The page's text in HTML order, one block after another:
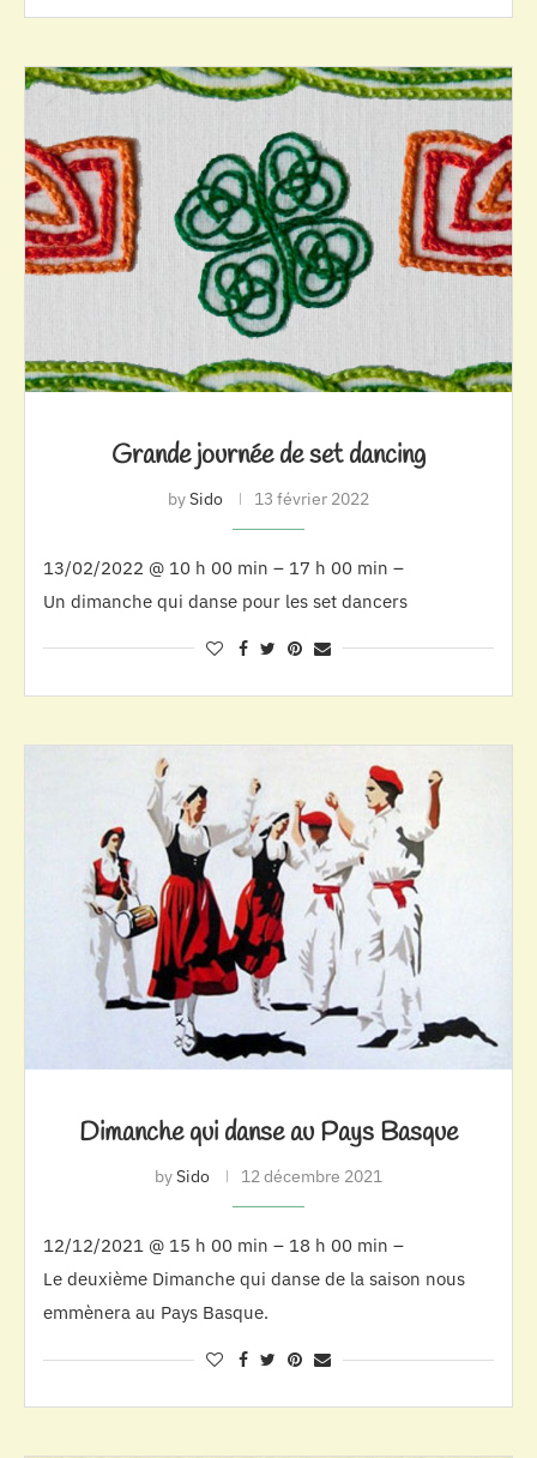
Grande journée de set dancing
bySido 13 février 2022
13/02/2022 @ 10 h 00 min – 17 h 00 min –
Un dimanche qui danse pour les set dancers
Dimanche qui danse au Pays Basque
bySido 12 décembre 2021
12/12/2021 @ 15 h 00 min – 18 h 00 min –
Le deuxième Dimanche qui danse de la saison nous
emmènera au Pays Basque.